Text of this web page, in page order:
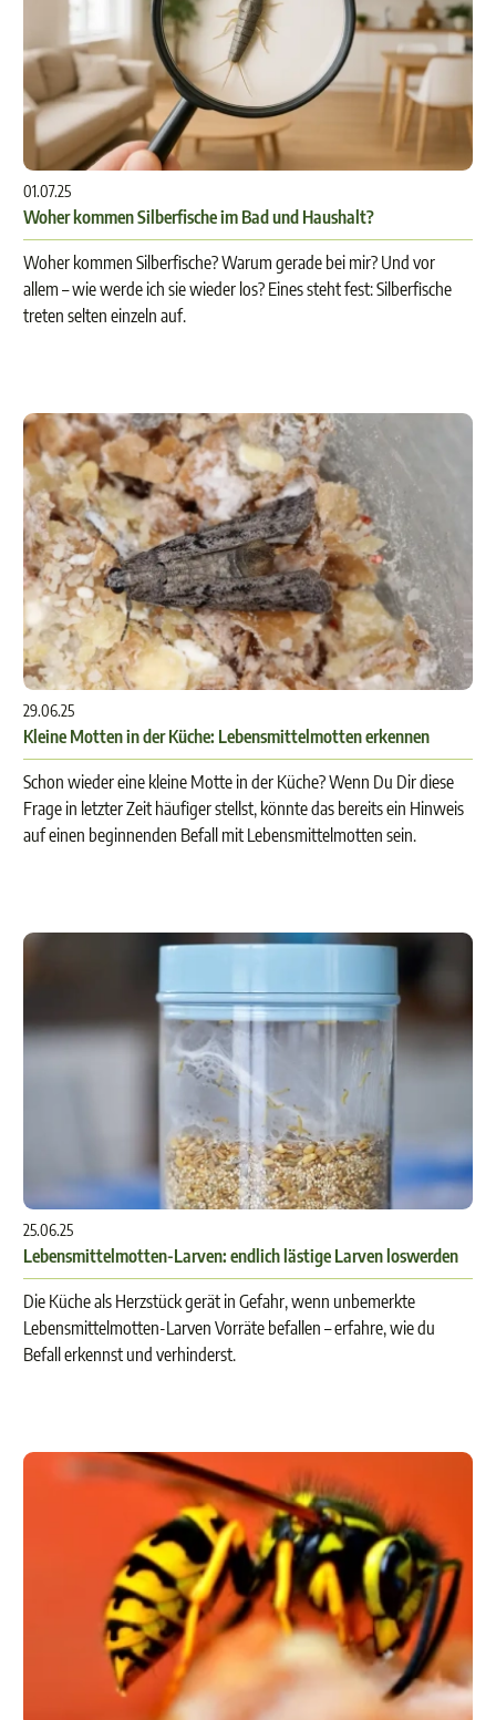
01.07.25
Woher kommen Silberfische im Bad und Haushalt?
Woher kommen Silberfische? Warum gerade bei mir? Und vor
allem – wie werde ich sie wieder los? Eines steht fest: Silberfische
treten selten einzeln auf.
29.06.25
Kleine Motten in der Küche: Lebensmittelmotten erkennen
Schon wieder eine kleine Motte in der Küche? Wenn Du Dir diese
Frage in letzter Zeit häufiger stellst, könnte das bereits ein Hinweis
auf einen beginnenden Befall mit Lebensmittelmotten sein.
25.06.25
Lebensmittelmotten-Larven: endlich lästige Larven loswerden
Die Küche als Herzstück gerät in Gefahr, wenn unbemerkte
Lebensmittelmotten-Larven Vorräte befallen – erfahre, wie du
Befall erkennst und verhinderst.